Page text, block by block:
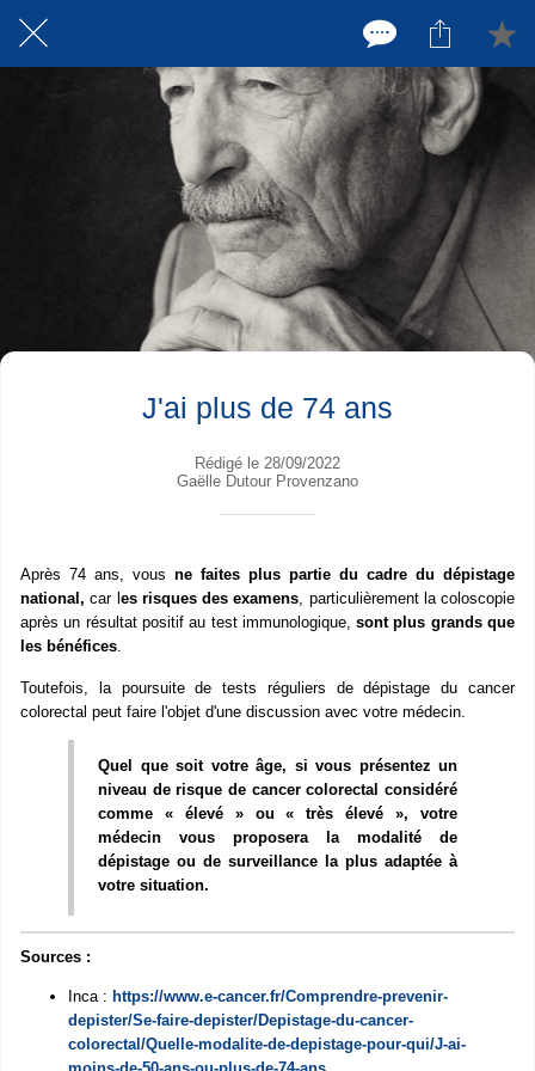
J'ai plus de 74 ans
Rédigé le 28/09/2022
Gaëlle Dutour Provenzano
Après 74 ans, vous ne faites plus partie du cadre du dépistage
national, car les risques des examens , particulièrement la coloscopie
après un résultat positif au test immunologique,sont plus grands que
les bénéfices
Toutefois, la poursuite de tests réguliers de dépistage du cancer
colorectal peut faire l'objet d'une discussion avec votre médecin.
Quel que soit votre âge, si vous présentez un
niveau de risque de cancer colorectal considéré
comme « élevé » ou « très élevé », votre
médecin vous proposera la modalité de
dépistage ou de surveillance la plus adaptée à
votre situation.
Sources :
Inca : https://www.e-cancer.fr/Comprendre-prevenir-
depister/Se-faire-depister/Depistage-du-cancer-
colorectal/Quelle-modalite-de-depistage-pour-qui/J-ai-